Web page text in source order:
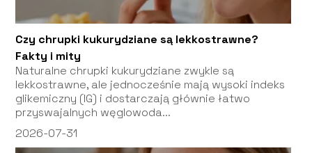
Czy chrupki kukurydziane są lekkostrawne?
Fakty i mity
Naturalne chrupki kukurydziane zwykle są
lekkostrawne, ale jednocześnie mają wysoki indeks
glikemiczny (IG) i dostarczają głównie łatwo
przyswajalnych węglowoda...
2026-07-31